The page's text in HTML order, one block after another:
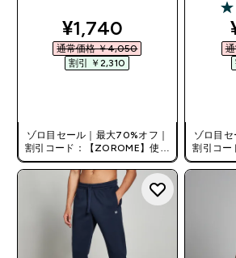
discounted price
¥1,740‎
通常価格 ￥4,050‎
割引 ￥2,310‎
ゾロ目セール｜最大70%オフ｜
割引コード：【ZOROME】使用
で追加10%オフ！
5
ゾロ目
割引コー